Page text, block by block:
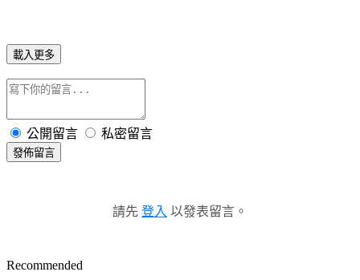
載入更多
公開留言 私密留言
發佈留言
請先 登入 以發表留言。
Recommended